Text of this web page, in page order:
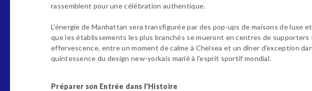
rassemblent pour une célébration authentique.
L'énergie de Manhattan sera transfigurée par des pop-ups de maisons de luxe
que les établissements les plus branchés se mueront en centres de
effervescence, entre un moment de calme à Chelsea et un dîner d'exception
quintessence du design new-yorkais marié à l'esprit sportif mondial.
Préparer son Entrée dans l'Histoire